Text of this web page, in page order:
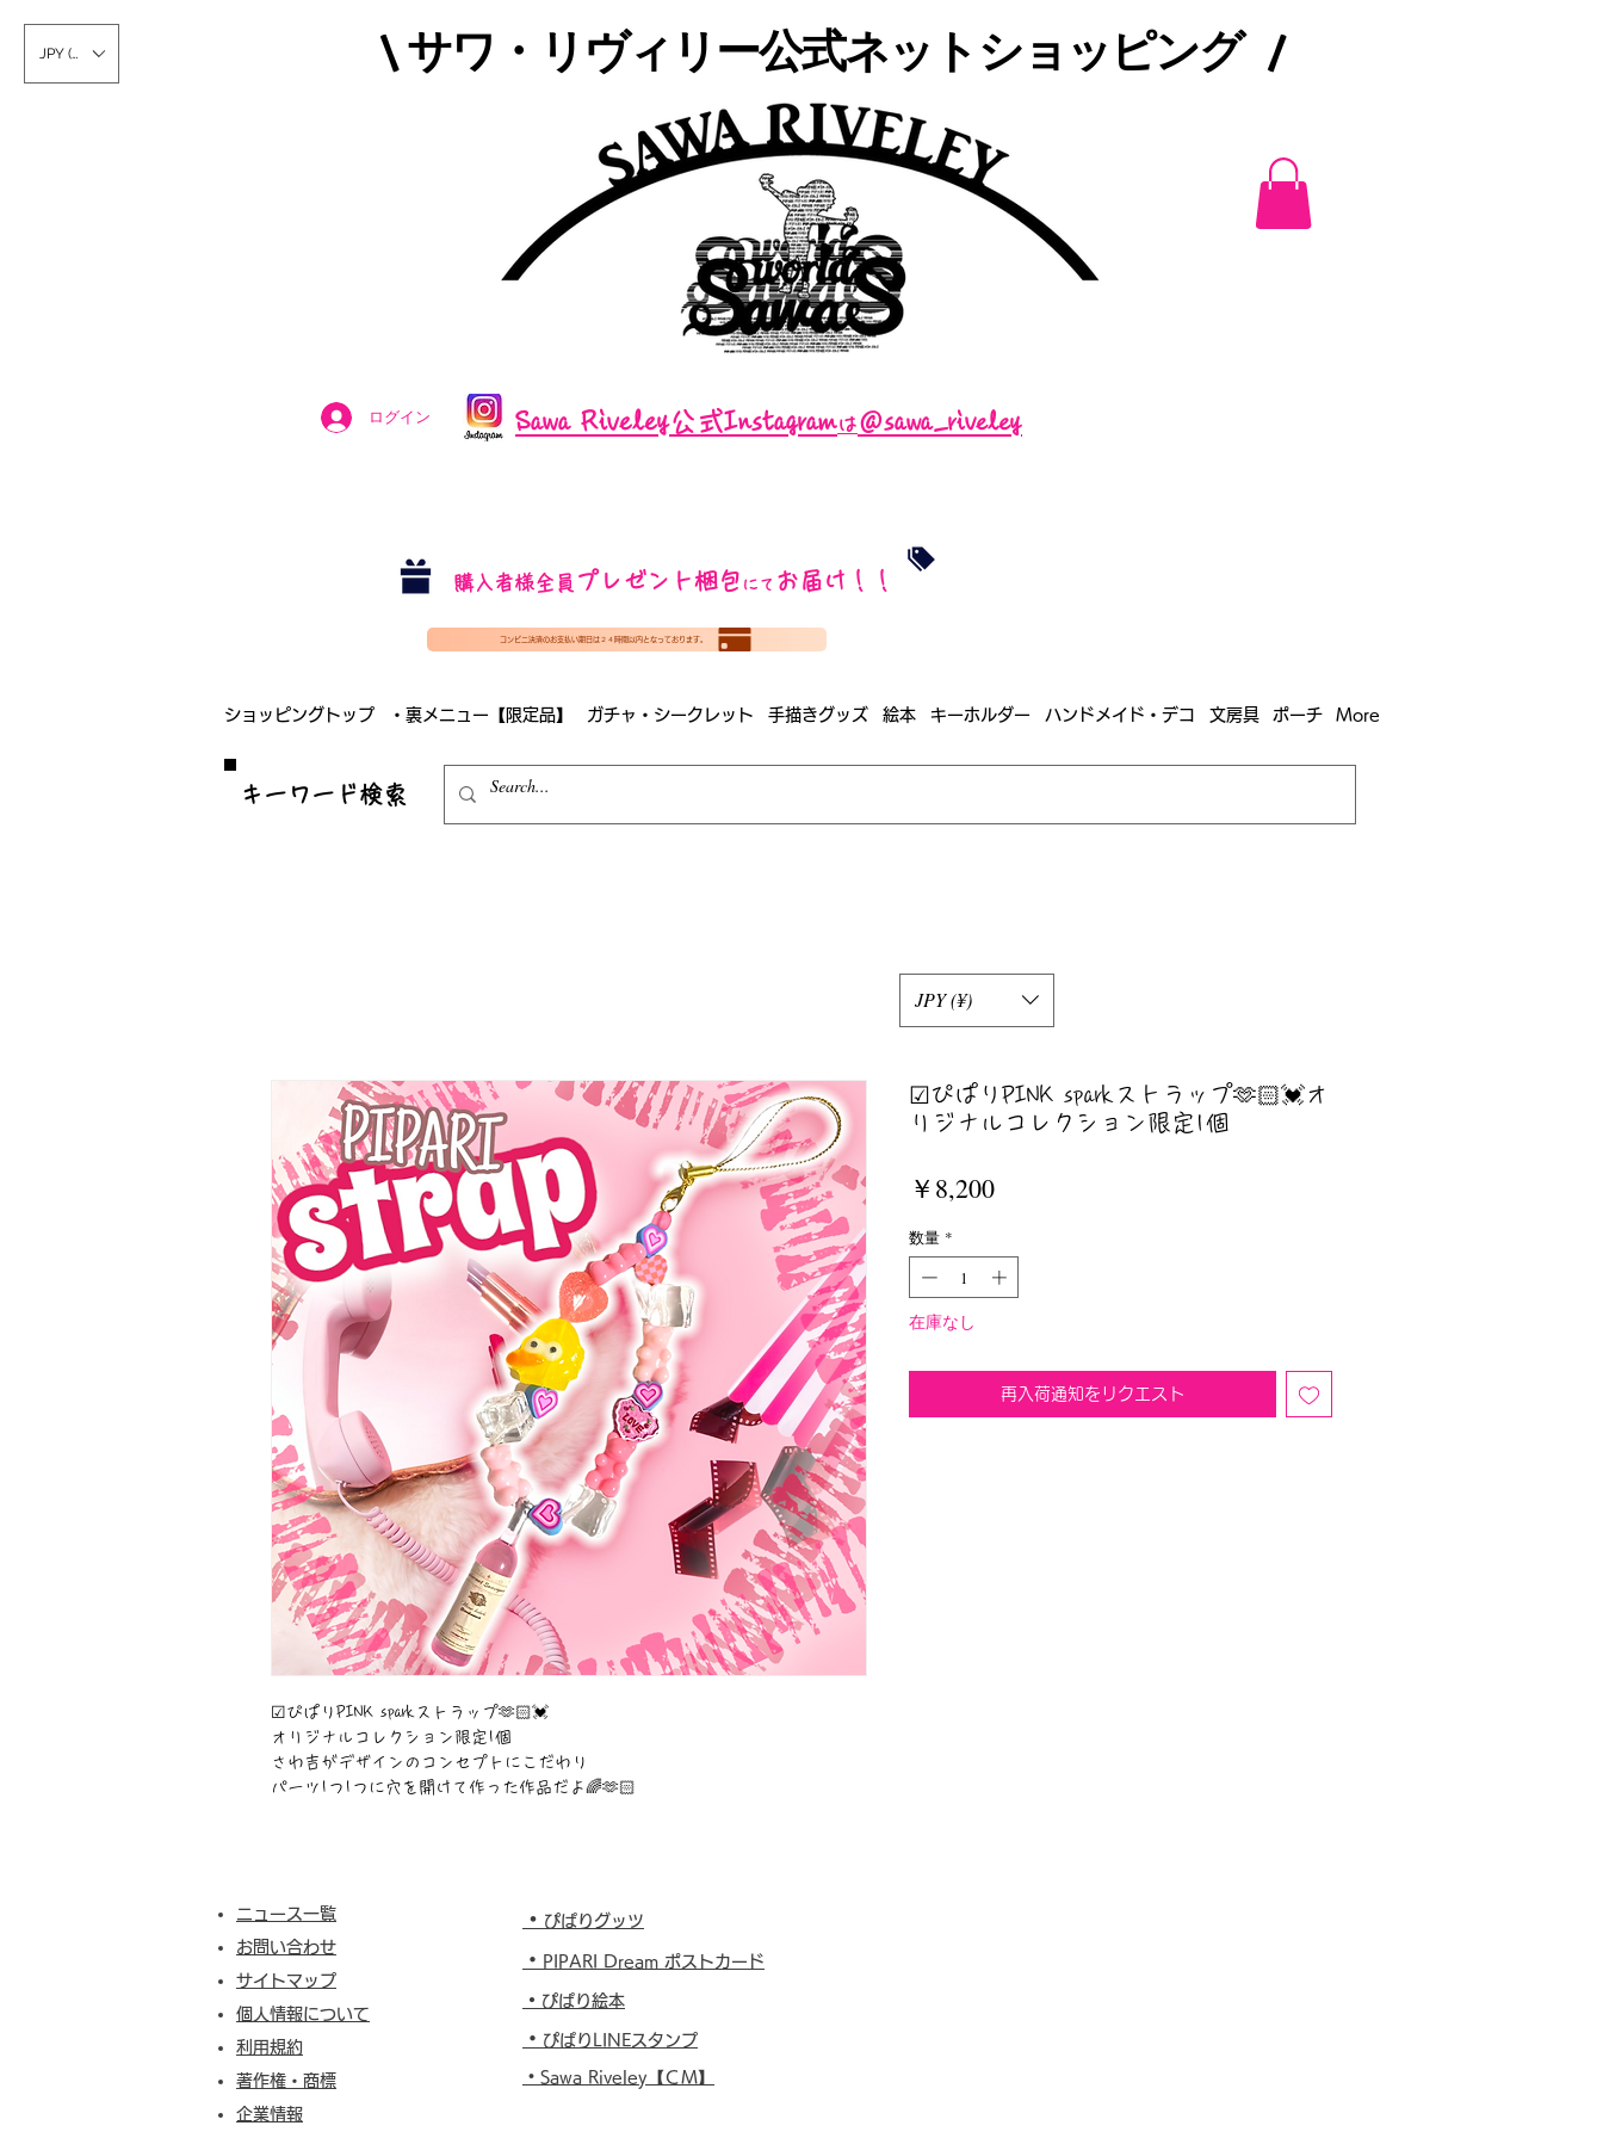
JPY (¥) \ サワ・リヴィリー公式ネットショッピング /​
Sawa Riveley公式Instagramは＠sawa_riveley
ログイン
購入者様全員 プレゼント梱包 にて お届け！！
コンビニ決済のお支払い期日は２４時間以内となっております。
ショッピングトップ ・裏メニュー【限定品】 ガチャ・シークレット 手描きグッズ 絵本 キーホルダー ハンドメイド・デコ 文房具 ポーチ More
​キーワード検索
☑︎ぴぱりPINK sparkストラップ🫶🏻💓
オリジナルコレクション限定1個
さわ吉がデザインのコンセプトにこだわり
パーツ1つ1つに穴を開けて作った作品だよ🌈🫶🏻
☑︎ぴぱりPINK sparkストラップ🫶🏻💓オ
リジナルコレクション限定1個
￥8,200価
数量 *
在庫なし
再入荷通知をリクエスト
JPY (¥)
ニュース一覧
お問い合わせ
サイトマップ
個人情報について
利用規約
著作権・商標
企業情報
・ ぴぱりグッツ
・ PIPARI Dream ポストカード
・ ぴぱり絵本
・ ぴぱりLINEスタンプ
​・ Sawa Riveley【ＣＭ】